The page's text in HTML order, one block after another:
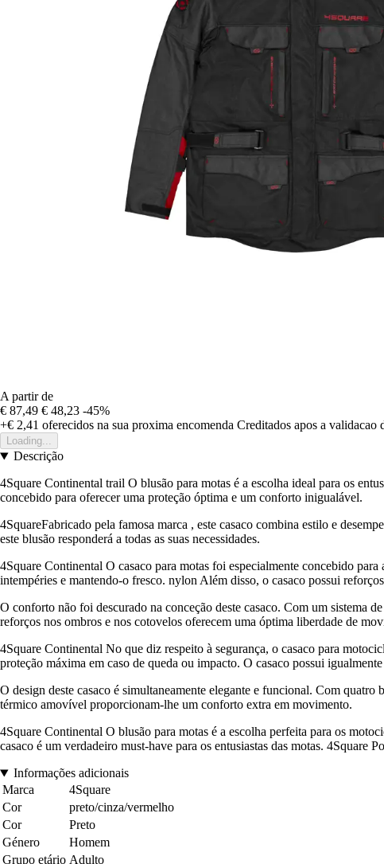
A partir de
€ 87,49 € 48,23 -45%
+€ 2,41 oferecidos na sua proxima encomenda Creditados apos a validacao
Loading...
Descrição
4Square Continental trail O blusão para motas é a escolha ideal para os
concebido para oferecer uma proteção óptima e um conforto inigualável.
4SquareFabricado pela famosa marca , este casaco combina estilo e
este blusão responderá a todas as suas necessidades.
4Square Continental O casaco para motas foi especialmente concebido
intempéries e mantendo-o fresco. nylon Além disso, o casaco possui
O conforto não foi descurado na conceção deste casaco. Com um sistema
reforços nos ombros e nos cotovelos oferecem uma óptima liberdade de
4Square Continental No que diz respeito à segurança, o casaco para
proteção máxima em caso de queda ou impacto. O casaco possui
O design deste casaco é simultaneamente elegante e funcional. Com
térmico amovível proporcionam-lhe um conforto extra em movimento.
4Square Continental O blusão para motas é a escolha perfeita para os
casaco é um verdadeiro must-have para os entusiastas das motas. 4Square
Informações adicionais
Marca
4Square
Cor
preto/cinza/vermelho
Cor
Preto
Género
Homem
Grupo etário Adulto